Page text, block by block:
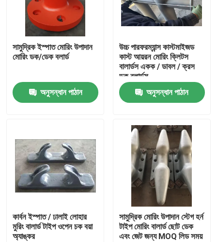
পণ্য
আমাদের সম্পর্কে
কারখানা ভ্রমণ
সামুদ্রিক ইস্পাত মোরিং উপাদান
মোরিং ডক/ডেক বলার্ড
অনুসন্ধান পাঠান
উচ্চ পারফরম্যান্স কাস্টমাইজড
কাস্ট আয়রন মোরিং ক্লিটস
বালার্ডস একক / ডাবল / ক্রস
ডক বলার্ডস
অনুসন্ধান পাঠান
কার্বন ইস্পাত / ঢালাই লোহার
মুরিং বালার্ড টাইপ ওপেন চক বয়া
অ্যাঙ্কর
সামুদ্রিক মোরিং উপাদান স্টেগ হর্ন
টাইপ মোরিং বালার্ড ছোট ডেক
এবং জেট জন্য MOQ লিড সময়